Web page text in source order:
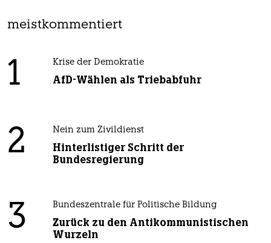
meistkommentiert
1 Krise der Demokratie
AfD-Wählen als Triebabfuhr
2 Nein zum Zivildienst
Hinterlistiger Schritt der
Bundesregierung
3 Bundeszentrale für Politische Bildung
Zurück zu den Antikommunistischen
Wurzeln